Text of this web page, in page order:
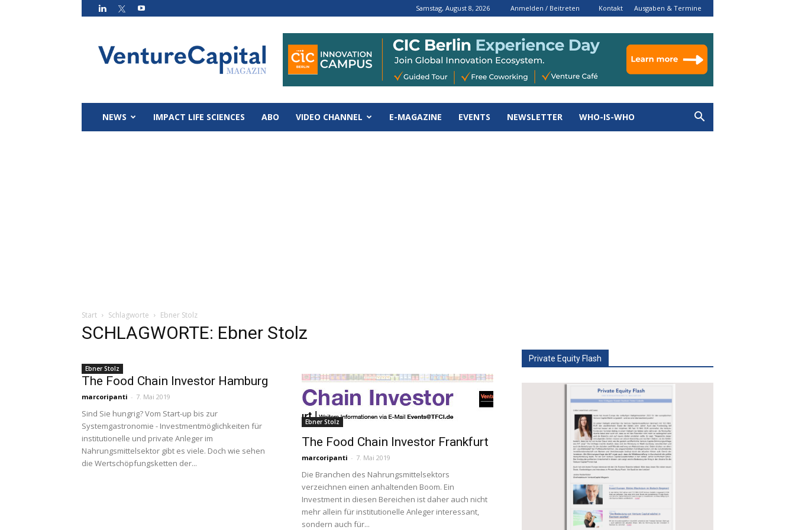
Samstag, August 8, 2026 Anmelden / Beitreten Kontakt Ausgaben & Termine
Magazin
NEWS IMPACT LIFE SCIENCES ABO VIDEO CHANNEL E-MAGAZINE EVENTS NEWSLETTER WHO-IS-WHO
Start Schlagworte Ebner Stolz
SCHLAGWORTE: Ebner Stolz
Ebner Stolz
The Food Chain Investor Hamburg
marcoripanti - 7. Mai 2019
Sind Sie hungrig? Vom Start-up bis zur
Systemgastronomie - Investmentmöglichkeiten für
institutionelle und private Anleger im
Nahrungsmittelsektor gibt es viele. Doch wie sehen
die Wertschöpfungsketten der...
Ebner Stolz
The Food Chain Investor Frankfurt
marcoripanti - 7. Mai 2019
Die Branchen des Nahrungsmittelsektors
verzeichnen einen anhaltenden Boom. Ein
Investment in diesen Bereichen ist daher auch nicht
mehr allein für institutionelle Anleger interessant,
sondern auch für...
Private Equity Flash